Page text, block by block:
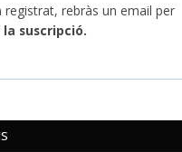
registrat, rebràs un email per
suscripció.